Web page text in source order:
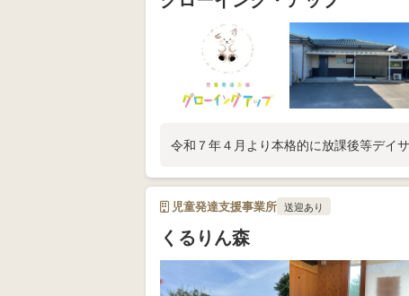
令和７年４月より本格的に放課後等デイ
児童発達支援事業所 送迎あり
くるりん森